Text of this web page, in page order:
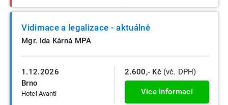
1.12.2026
Brno
Hotel Avanti
Vidimace a legalizace - aktuálně
Mgr. Ida Kárná MPA
2.600,- Kč (vč. DPH)
Více informací